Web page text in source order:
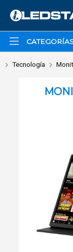
Enviar a email
Tecnología